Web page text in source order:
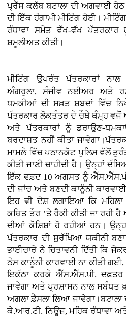
ਪ੍ਰੈੱਸ ਕਲੱਬ ਬਟਾਲਾ ਦੀ ਅਗਵਾਈ ਹੇਠ
ਦੀ ਇੱਕ ਹੰਗਾਮੀ ਮੀਟਿੰਗ ਹੋਈ।
ਰੰਧਾਵਾ ਸਮੇਤ ਵੱਖ-ਵੱਖ
ਸ਼ਮੂਲੀਅਤ ਕੀਤੀ।
ਮੀਟਿੰਗ ਉਪਰੰਤ ਪੱਤਰਕਾਰਾਂ
ਅੰਗਰੁਲਾ, ਸੰਜੀਵ ਨਈਅਰ ਅਤੇ
ਧਮਕੀਆਂ ਦੀ ਸਖ਼ਤ ਸ਼ਬਦਾਂ ਵਿੱਚ
ਪੱਤਰਕਾਰ ਲੋਕਤੰਤਰ ਦੇ ਚੌਥੇ ਥੰਮ੍ਹ ਵਜੋਂ
ਅਤੇ ਪੱਤਰਕਾਰਾਂ ਨੂੰ ਡਰਾਉਣ-
ਬਰਦਾਸ਼ਤ ਨਹੀਂ ਕੀਤਾ
ਮਾਮਲੇ ਵਿੱਚ ਪਠਾਨਕੋਟ ਪੁਲਿਸ ਵੱਲੋਂ
ਕੀਤੀ ਜਾਣੀ ਚਾਹੀਦੀ ਹੈ। ਉਨ੍ਹਾਂ
ਇੱਕ ਵਫ਼ਦ 10 ਅਗਸਤ ਨੂੰ
ਦੀ ਜਾਂਚ ਅਤੇ ਬਣਦੀ ਕਾਨੂੰਨੀ
ਇਹ ਵੀ ਦੋਸ਼ ਲਗਾਇਆ ਕਿ ਮਹਿਲਾ
ਕਥਿਤ ਤੌਰ ’ਤੇ ਰੈਕੀ ਕੀਤੀ ਜਾ ਰਹੀ
ਦੀਆਂ ਕੋਸ਼ਿਸ਼ਾਂ ਹੋ ਰਹੀਆਂ ਹਨ।
ਪੱਤਰਕਾਰ ਦੀ ਸੁਰੱਖਿਆ ਯਕੀਨੀ
ਭਾਈਚਾਰੇ ਨੇ ਚਿਤਾਵਨੀ ਦਿੱਤੀ ਕਿ
ਠੋਸ ਕਾਨੂੰਨੀ ਕਾਰਵਾਈ ਨਾ ਕੀਤੀ
ਇਕੱਠਾ ਕਰਕੇ ਐੱਸ.ਐੱਸ.ਪੀ. ਦਫ਼ਤਰ
ਜਾਵੇਗਾ ਅਤੇ ਪ੍ਰਸ਼ਾਸਨ ਨਾਲ ਸਬੰਧਤ
ਅਗਲਾ ਫ਼ੈਸਲਾ ਲਿਆ ਜਾਵੇਗਾ।ਬਟਾਲਾ
ਕੇ.ਆਰ.ਟੀ. ਨਿਊਜ਼, ਮਹਿਕ ਰੰਧਾਵਾ